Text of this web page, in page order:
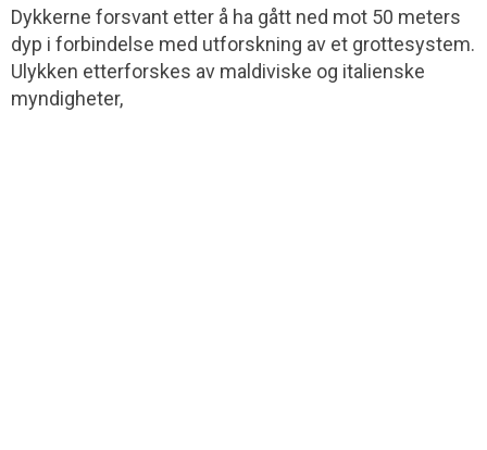
Dykkerne forsvant etter å ha gått ned mot 50 meters
dyp i forbindelse med utforskning av et grottesystem.
Ulykken etterforskes av maldiviske og italienske
myndigheter,